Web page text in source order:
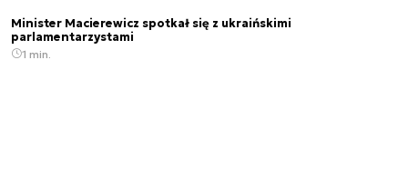
Minister Macierewicz spotkał się z ukraińskimi
parlamentarzystami
1 min.